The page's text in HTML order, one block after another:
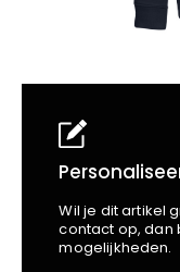
Edge Safety
Harvest
Heckel
Wil je dit artikel
contact op, dan
mogelijkheden.